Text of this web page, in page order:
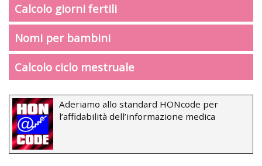
Calcolo giorni fertili
Nomi per bambini
Calcolo ciclo mestruale
Aderiamo allo standard HONcode per
l’affidabilità dell’informazione medica